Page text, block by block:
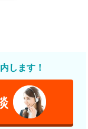
します！